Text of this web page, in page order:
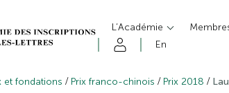
L’Académie
En
et fondations / Prix franco-chinois / Prix 2018 /